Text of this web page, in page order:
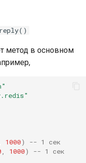
метод в основном
1000)
-- 1 сек
1000) -- 1 сек